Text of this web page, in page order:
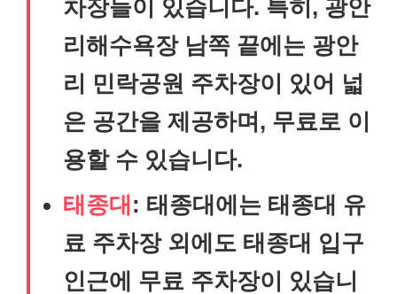
차장들이 있습니다. 특히, 광안
리해수욕장 남쪽 끝에는 광안
리 민락공원 주차장이 있어 넓
은 공간을 제공하며, 무료로 이
용할 수 있습니다.
태종대 : 태종대에는 태종대 유
료 주차장 외에도 태종대 입구
인근에 무료 주차장이 있습니